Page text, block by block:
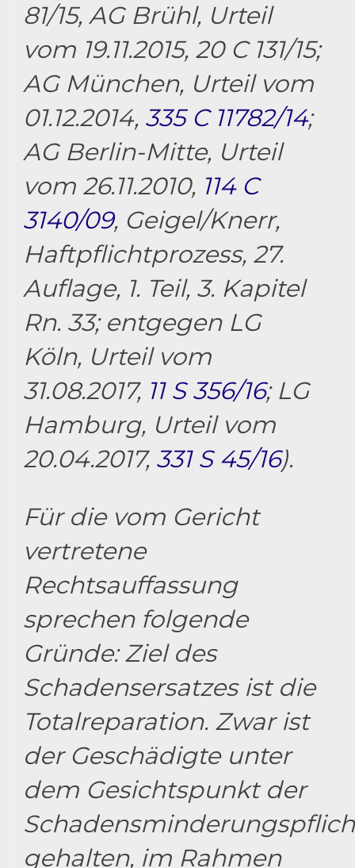
81/15, AG Brühl, Urteil
vom 19.11.2015, 20 C 131/15;
AG München, Urteil vom
01.12.2014, 335 C 11782/14;
AG Berlin-Mitte, Urteil
vom 26.11.2010, 114 C
3140/09, Geigel/Knerr,
Haftpflichtprozess, 27.
Auflage, 1. Teil, 3. Kapitel
Rn. 33; entgegen LG
Köln, Urteil vom
31.08.2017, 11 S 356/16; LG
Hamburg, Urteil vom
20.04.2017, 331 S 45/16).
Für die vom Gericht
vertretene
Rechtsauffassung
sprechen folgende
Gründe: Ziel des
Schadensersatzes ist die
Totalreparation. Zwar ist
der Geschädigte unter
dem Gesichtspunkt der
gehalten, im Rahmen